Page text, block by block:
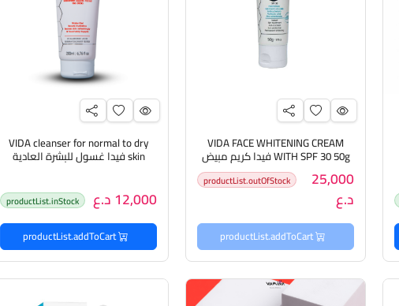
VIDA FACE WHITENING CREAM
WITH SPF 30 50g فيدا كريم مبيض
وجه للبشرة الدهنية25,000
د.ع
productList.outOfStock
productList.addToCart
VIDA cleanser for normal to dry
skin فيدا غسول للبشرة العادية
والجافة
12,000 د.ع productList.inStock
productList.addToCart